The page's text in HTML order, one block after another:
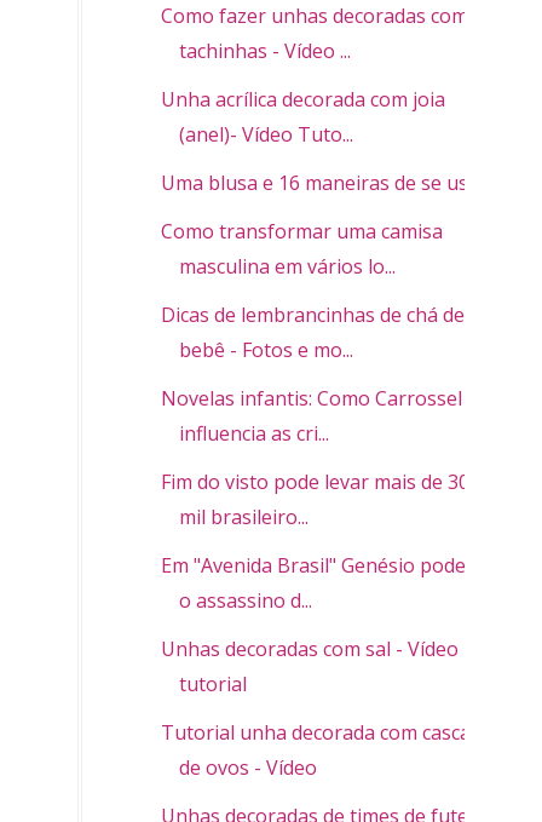
Como fazer unhas decoradas com
tachinhas - Vídeo ...
Unha acrílica decorada com joia
(anel)- Vídeo Tuto...
Uma blusa e 16 maneiras de se usar
Como transformar uma camisa
masculina em vários lo...
Dicas de lembrancinhas de chá de
bebê - Fotos e mo...
Novelas infantis: Como Carrossel
influencia as cri...
Fim do visto pode levar mais de 300
mil brasileiro...
Em "Avenida Brasil" Genésio pode ser
o assassino d...
Unhas decoradas com sal - Vídeo
tutorial
Tutorial unha decorada com cascas
de ovos - Vídeo
Unhas decoradas de times de futebol